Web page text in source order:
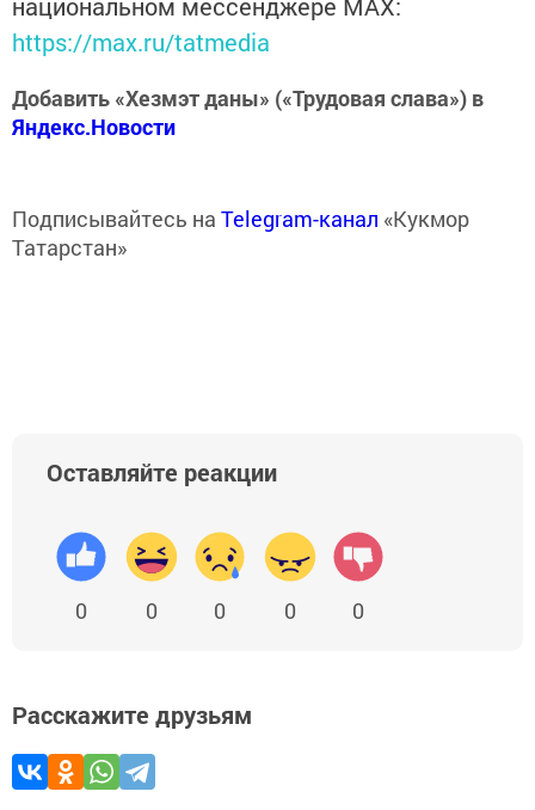
национальном мессенджере MАХ:
https://max.ru/tatmedia
Добавить «Хезмэт даны» («Трудовая слава») в
Яндекс.Новости
Подписывайтесь на Telegram-канал «Кукмор
Татарстан»
Оставляйте реакции
0 0 0 0 0
Расскажите друзьям